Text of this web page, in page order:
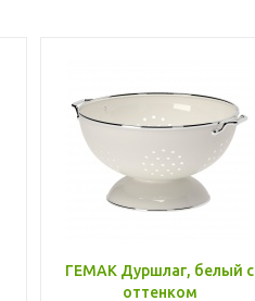
ГЕМАК Дуршлаг, белый с
оттенком